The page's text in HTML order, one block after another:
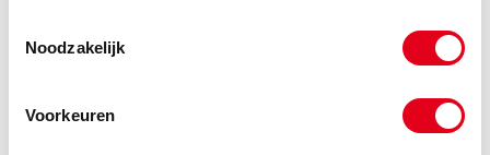
Noodzakelijk
Voorkeuren
elvz. stelschroef kratereind